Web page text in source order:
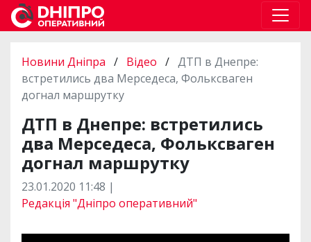
Новини Дніпра / Відео / ДТП в Днепре:
встретились два Мерседеса, Фольксваген
догнал маршрутку
ДТП в Днепре: встретились
два Мерседеса, Фольксваген
догнал маршрутку
23.01.2020 11:48 |
Редакція "Дніпро оперативний"